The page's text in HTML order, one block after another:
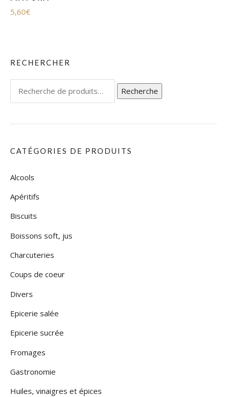
5,60€
RECHERCHER
Recherche
CATÉGORIES DE PRODUITS
Alcools
Apéritifs
Biscuits
Boissons soft, jus
Charcuteries
Coups de coeur
Divers
Epicerie salée
Epicerie sucrée
Fromages
Gastronomie
Huiles, vinaigres et épices